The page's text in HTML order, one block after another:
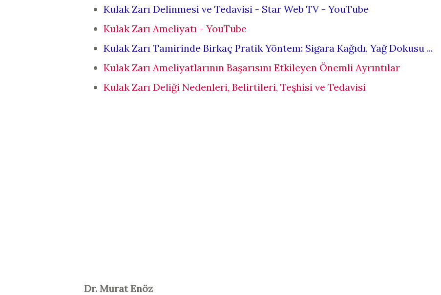
Kulak Zarı Delinmesi ve Tedavisi - Star Web TV - YouTube
Kulak Zarı Ameliyatı - YouTube
Kulak Zarı Tamirinde Birkaç Pratik Yöntem: Sigara Kağıdı, Yağ Dokusu ...
Kulak Zarı Ameliyatlarının Başarısını Etkileyen Önemli Ayrıntılar
Kulak Zarı Deliği Nedenleri, Belirtileri, Teşhisi ve Tedavisi
Dr. Murat Enöz